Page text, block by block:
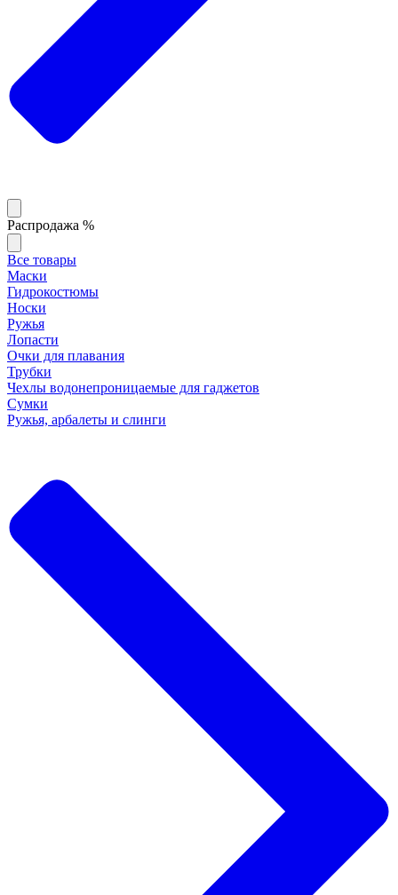
Распродажа %
Все товары
Маски
Гидрокостюмы
Носки
Ружья
Лопасти
Очки для плавания
Трубки
Чехлы водонепроницаемые для гаджетов
Сумки
Ружья, арбалеты и слинги